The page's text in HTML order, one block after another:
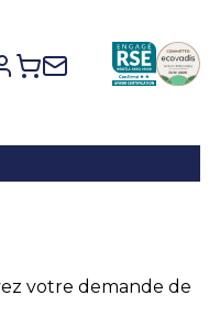
votre demande de